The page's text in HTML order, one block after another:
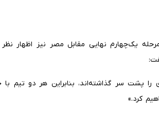
یک‌چهارم نهایی مقابل مصر نیز اظهار
ما یک مسابقه ۱۲۰ دقیقه‌ای را پشت سر گذاشته‌اند، بنابراین هر
کرد.»